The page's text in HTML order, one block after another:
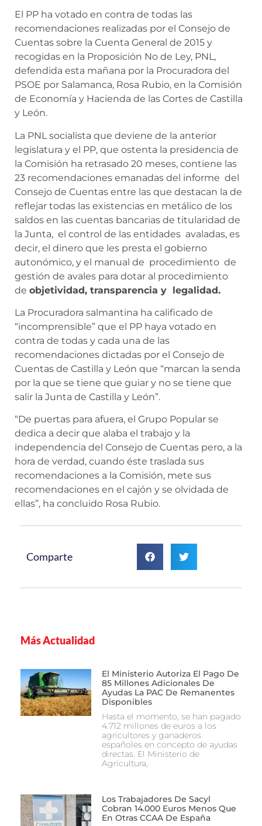
El PP ha votado en contra de todas las
recomendaciones realizadas por el Consejo de
Cuentas sobre la Cuenta General de 2015 y
recogidas en la Proposición No de Ley, PNL,
defendida esta mañana por la Procuradora del
PSOE por Salamanca, Rosa Rubio, en la Comisión
de Economía y Hacienda de las Cortes de Castilla
y León.
La PNL socialista que deviene de la anterior
legislatura y el PP, que ostenta la presidencia de
la Comisión ha retrasado 20 meses, contiene las
23 recomendaciones emanadas del informe del
Consejo de Cuentas entre las que destacan la de
reflejar todas las existencias en metálico de los
saldos en las cuentas bancarias de titularidad de
la Junta, el control de las entidades avaladas, es
decir, el dinero que les presta el gobierno
autonómico, y el manual de procedimiento de
gestión de avales para dotar al procedimiento
de objetividad, transparencia y legalidad.
La Procuradora salmantina ha calificado de
“incomprensible” que el PP haya votado en
contra de todas y cada una de las
recomendaciones dictadas por el Consejo de
Cuentas de Castilla y León que “marcan la senda
por la que se tiene que guiar y no se tiene que
salir la Junta de Castilla y León”.
“De puertas para afuera, el Grupo Popular se
dedica a decir que alaba el trabajo y la
independencia del Consejo de Cuentas pero, a la
hora de verdad, cuando éste traslada sus
recomendaciones a la Comisión, mete sus
recomendaciones en el cajón y se olvidada de
ellas”, ha concluido Rosa Rubio.
Comparte
Más Actualidad
El Ministerio Autoriza El Pago De
85 Millones Adicionales De
Ayudas La PAC De Remanentes
Disponibles
Hasta el momento, se han pagado
4.712 millones de euros a los
agricultores y ganaderos
españoles en concepto de ayudas
directas. El Ministerio de
Agricultura,
Los Trabajadores De Sacyl
Cobran 14.000 Euros Menos Que
En Otras CCAA De España